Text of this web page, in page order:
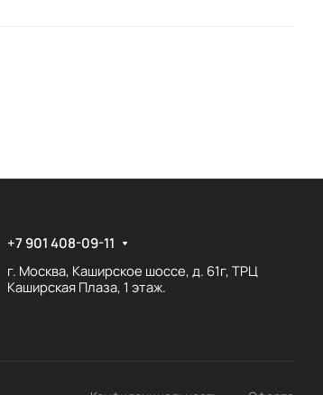
+7 901 408-09-11
г. Москва, Каширское шоссе, д. 61г, ТРЦ
Каширская Плаза, 1 этаж.